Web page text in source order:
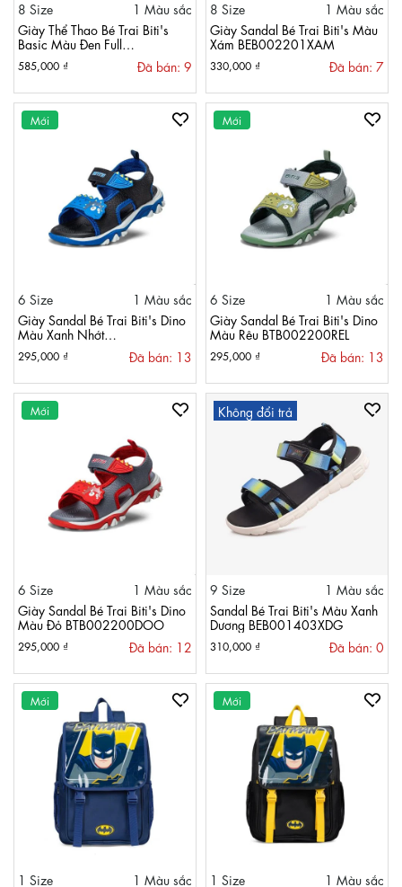
8 Size
1 Màu sắc
Giày Thể Thao Bé Trai Biti's
Basic Màu Đen Full
585,000 ₫ Đã bán: 9
8 Size
1 Màu sắc
Giày Sandal Bé Trai Biti's Màu
Xám BEB002201XAM
330,000 ₫ Đã bán: 7
Mới
6 Size
1 Màu sắc
Giày Sandal Bé Trai Biti's Dino
Màu Xanh Nhớt
295,000 ₫ Đã bán: 13
Mới
6 Size
1 Màu sắc
Giày Sandal Bé Trai Biti's Dino
Màu Rêu BTB002200REL
295,000 ₫ Đã bán: 13
Mới
6 Size
1 Màu sắc
Giày Sandal Bé Trai Biti's Dino
Màu Đỏ BTB002200DOO
295,000 ₫ Đã bán: 12
Không đổi trả
9 Size
1 Màu sắc
Sandal Bé Trai Biti's Màu Xanh
Dương BEB001403XDG
310,000 ₫ Đã bán: 0
Mới
1 Size
1 Màu sắc
Mới
1 Size
1 Màu sắc